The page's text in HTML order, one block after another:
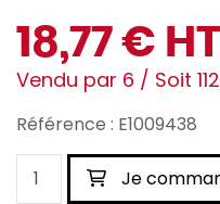
18,77 €
Vendu par 6 / Soit
Référence : E1009438
Je